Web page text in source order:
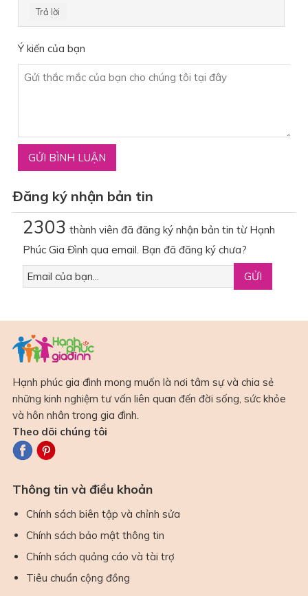
Trả lời
Ý kiến của bạn
Đăng ký nhận bản tin
2303 thành viên đã đăng ký nhận bản tin từ Hạnh
Phúc Gia Đình qua email. Bạn đã đăng ký chưa?
Hạnh phúc gia đình mong muốn là nơi tâm sự và chia sẻ
những kinh nghiệm tư vấn liên quan đến đời sống, sức khỏe
và hôn nhân trong gia đình.
Theo dõi chúng tôi
Thông tin và điều khoản
Chính sách biên tập và chỉnh sửa
Chính sách bảo mật thông tin
Chính sách quảng cáo và tài trợ
Tiêu chuẩn cộng đồng